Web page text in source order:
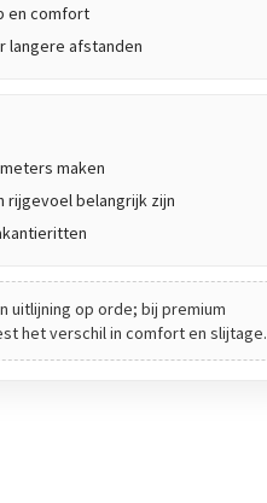
en comfort
langere afstanden
maken
rijgevoel belangrijk zijn
uitlijning op orde; bij premium
het verschil in comfort en slijtage.